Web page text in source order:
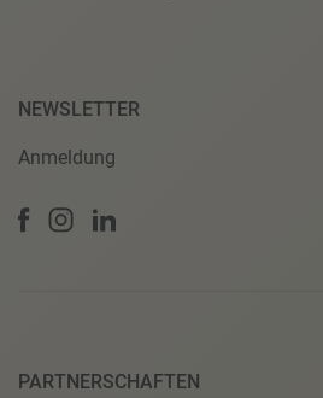
NEWSLETTER
Anmeldung
PARTNERSCHAFTEN